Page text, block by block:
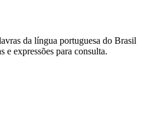
da língua portuguesa do Brasil
e expressões para consulta.